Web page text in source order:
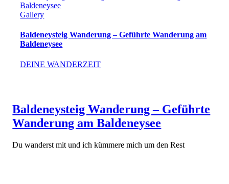
Baldeneysee
Gallery
Baldeneysteig Wanderung – Geführte Wanderung am
Baldeneysee
DEINE WANDERZEIT
Baldeneysteig Wanderung – Geführte
Wanderung am Baldeneysee
Du wanderst mit und ich kümmere mich um den Rest